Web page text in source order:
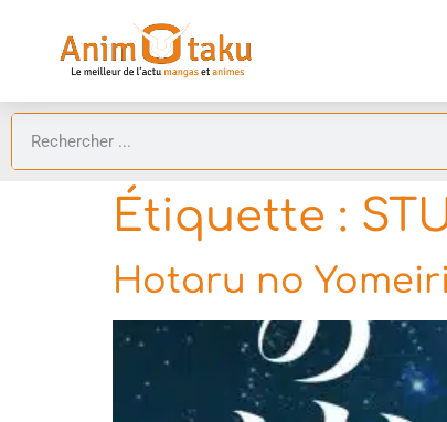
Étiquette :
Hotaru no